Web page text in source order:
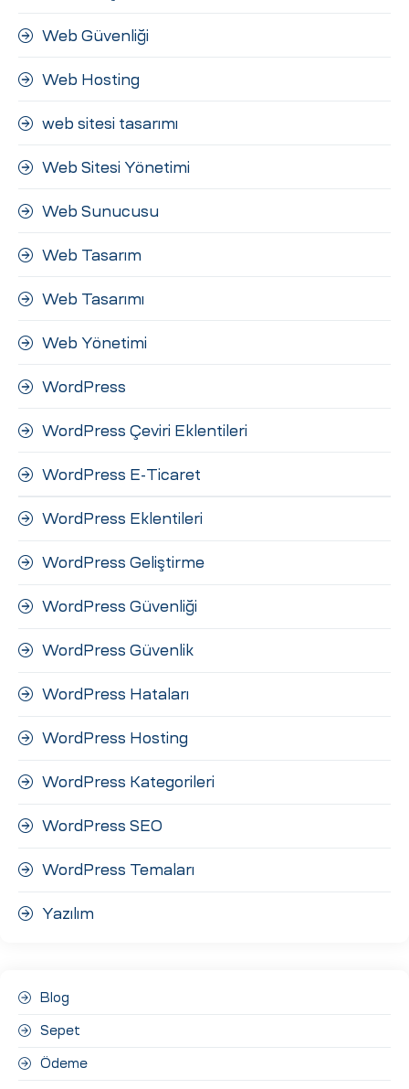
Web Güvenliği
Web Hosting
web sitesi tasarımı
Web Sitesi Yönetimi
Web Sunucusu
Web Tasarım
Web Tasarımı
Web Yönetimi
WordPress
WordPress Çeviri Eklentileri
WordPress E-Ticaret
WordPress Eklentileri
WordPress Geliştirme
WordPress Güvenliği
WordPress Güvenlik
WordPress Hataları
WordPress Hosting
WordPress Kategorileri
WordPress SEO
WordPress Temaları
Yazılım
Blog
Sepet
Ödeme